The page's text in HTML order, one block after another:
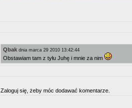
Qbak dnia marca 29 2010 13:42:44
Obstawiam tam z tyłu Juhę i mnie za nim
Zaloguj się, żeby móc dodawać komentarze.